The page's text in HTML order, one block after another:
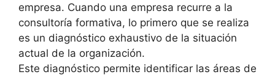
empresa. Cuando una empresa recurre a la
consultoría formativa, lo primero que se realiza
es un diagnóstico exhaustivo de la situación
actual de la organización.
Este diagnóstico permite identificar las áreas de